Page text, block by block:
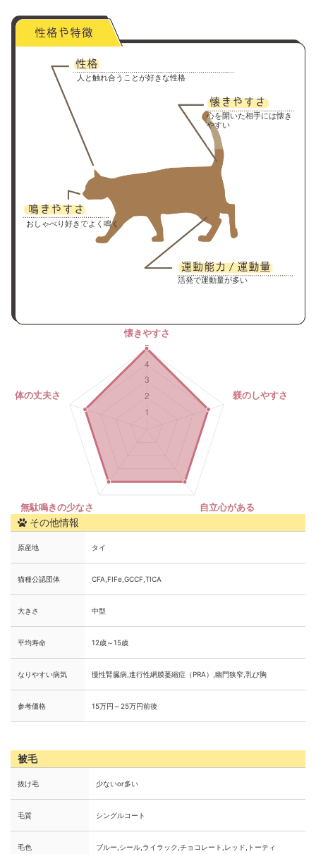
人と触れ合うことが好きな性格
心を開いた相手には懐き
やすい
おしゃべり好きでよく鳴く
活発で運動量が多い
その他情報
原産地 タイ
猫種公認団体 CFA,FIFe,GCCF,TICA
大きさ 中型
平均寿命 12歳～15歳
なりやすい病気 慢性腎臓病,進行性網膜萎縮症（PRA）,幽門狭窄,乳び胸
参考価格 15万円～25万円前後
被毛
抜け毛 少ないor多い
毛質 シングルコート
毛色 ブルー,シール,ライラック,チョコレート,レッド,トーティ